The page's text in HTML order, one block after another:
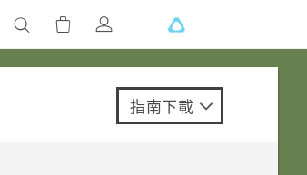
指南下載